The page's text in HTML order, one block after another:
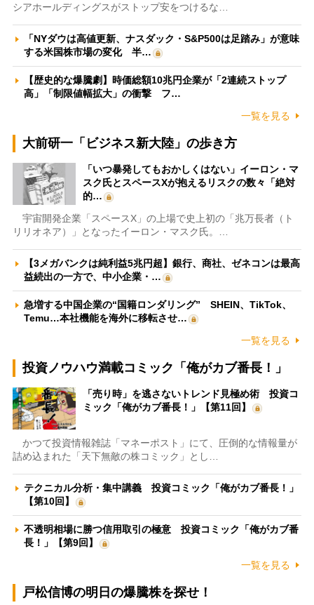
シアホールディングスがストップ安をつけるな…
「NYダウは高値更新、ナスダック・S&P500は足踏み」が意味
する米国株市場の変化 半…
【歴史的な爆騰劇】時価総額10兆円企業が「2連続ストップ
高」「制限値幅拡大」の衝撃 フ…
一覧を見る
大前研一「ビジネス新大陸」の歩き方
「いつ暴発してもおかしくはない」イーロン・マ
スク氏とスペースXが抱えるリスクの数々「絶対
的…
宇宙開発企業「スペースX」の上場で史上初の「兆万長者（ト
リリオネア）」となったイーロン・マスク氏。…
【3メガバンクは純利益5兆円超】銀行、商社、ゼネコンは最高
益続出の一方で、中小企業・…
急増する中国企業の“国籍ロンダリング” SHEIN、TikTok、
Temu…本社機能を海外に移転させ…
一覧を見る
投資ノウハウ満載コミック「俺がカブ番長！」
「売り時」を逃さないトレンド見極め術 投資コ
ミック「俺がカブ番長！」【第11回】
かつて投資情報雑誌「マネーポスト」にて、圧倒的な情報量が
詰め込まれた「天下無敵の株コミック」とし…
テクニカル分析・集中講義 投資コミック「俺がカブ番長！」
【第10回】
不透明相場に勝つ信用取引の極意 投資コミック「俺がカブ番
長！」【第9回】
一覧を見る
戸松信博の明日の爆騰株を探せ！